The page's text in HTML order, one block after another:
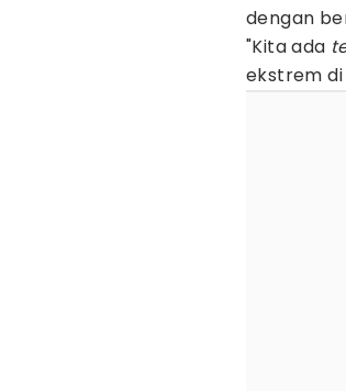
dengan
"Kita ada
ekstrem